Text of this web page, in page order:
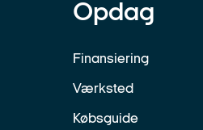
Opdag
Finansiering
Værksted
Købsguide